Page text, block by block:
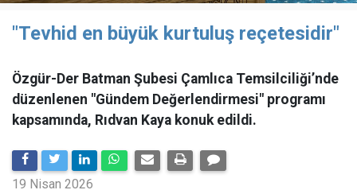
"Tevhid en büyük kurtuluş reçetesidir"
Özgür-Der Batman Şubesi Çamlıca Temsilciliği’nde
düzenlenen "Gündem Değerlendirmesi" programı
kapsamında, Rıdvan Kaya konuk edildi.
19 Nisan 2026